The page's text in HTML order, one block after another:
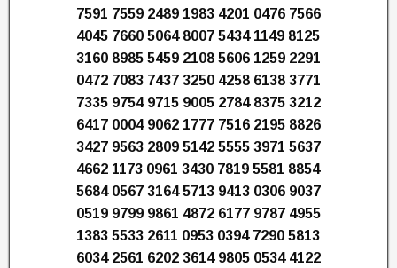
7591 7559 2489 1983 4201 0476 7566
4045 7660 5064 8007 5434 1149 8125
3160 8985 5459 2108 5606 1259 2291
0472 7083 7437 3250 4258 6138 3771
7335 9754 9715 9005 2784 8375 3212
6417 0004 9062 1777 7516 2195 8826
3427 9563 2809 5142 5555 3971 5637
4662 1173 0961 3430 7819 5581 8854
5684 0567 3164 5713 9413 0306 9037
0519 9799 9861 4872 6177 9787 4955
1383 5533 2611 0953 0394 7290 5813
6034 2561 6202 3614 9805 0534 4122